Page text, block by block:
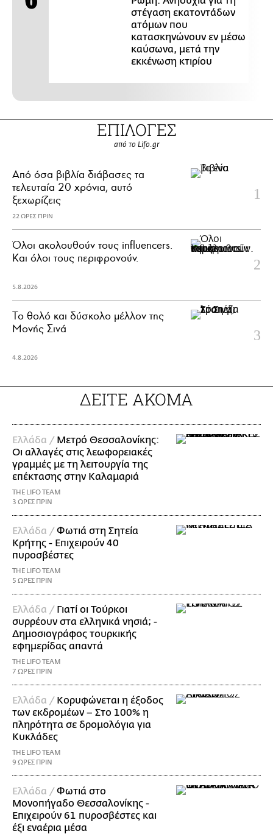
στέγαση εκατοντάδων
ατόμων που
κατασκηνώνουν εν μέσω
καύσωνα, μετά την
εκκένωση κτιρίου
ΕΠΙΛΟΓΕΣ
από το Lifo.gr
Από όσα βιβλία διάβασες τα
τελευταία 20 χρόνια, αυτό
ξεχωρίζεις
22 ΩΡΕΣ ΠΡΙΝ
Όλοι ακολουθούν τους influencers.
Και όλοι τους περιφρονούν.
5.8.2026
Το θολό και δύσκολο μέλλον της
Μονής Σινά
4.8.2026
ΔΕΙΤΕ ΑΚΟΜΑ
Ελλάδα / Μετρό Θεσσαλονίκης:
Οι αλλαγές στις λεωφορειακές
γραμμές με τη λειτουργία της
επέκτασης στην Καλαμαριά
THE LIFO TEAM
3 ΩΡΕΣ ΠΡΙΝ
Ελλάδα /Φωτιά στη Σητεία
Κρήτης - Επιχειρούν 40
πυροσβέστες
THE LIFO TEAM
5 ΩΡΕΣ ΠΡΙΝ
Ελλάδα / Γιατί οι Τούρκοι
συρρέουν στα ελληνικά νησιά; -
Δημοσιογράφος τουρκικής
εφημερίδας απαντά
THE LIFO TEAM
7 ΩΡΕΣ ΠΡΙΝ
Ελλάδα / Κορυφώνεται η έξοδος
των εκδρομέων – Στο 100% η
πληρότητα σε δρομολόγια για
Κυκλάδες
THE LIFO TEAM
9 ΩΡΕΣ ΠΡΙΝ
Ελλάδα /Φωτιά στο
Μονοπήγαδο Θεσσαλονίκης -
Επιχειρούν 61 πυροσβέστες και
έξι εναέρια μέσα